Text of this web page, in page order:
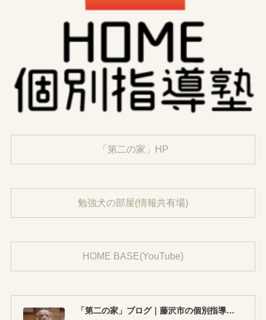
「第二の家」HP
勉強犬の部屋(情報共有場)
HOME BASE(YouTube)
「第二の家」ブログ｜藤沢市の個別指導塾のお話